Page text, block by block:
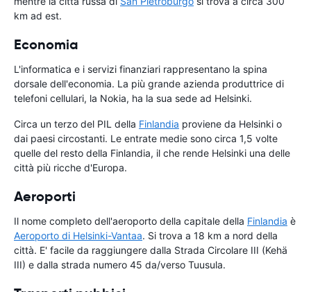
km ad est.
Economia
L'informatica e i servizi finanziari rappresentano la spina
dorsale dell'economia. La più grande azienda produttrice di
telefoni cellulari, la Nokia, ha la sua sede ad Helsinki.
Circa un terzo del PIL della Finlandia proviene da Helsinki o
dai paesi circostanti. Le entrate medie sono circa 1,5 volte
quelle del resto della Finlandia, il che rende Helsinki una delle
città più ricche d'Europa.
Aeroporti
Il nome completo dell'aeroporto della capitale della Finlandia è
Aeroporto di Helsinki-Vantaa. Si trova a 18 km a nord della
città. E' facile da raggiungere dalla Strada Circolare III (Kehä
III) e dalla strada numero 45 da/verso Tuusula.